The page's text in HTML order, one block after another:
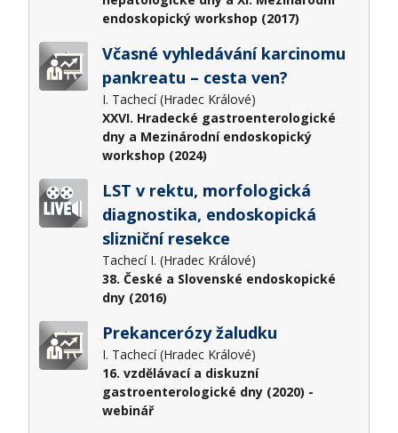
endoskopický workshop (2017)
Včasné vyhledávání karcinomu
pankreatu – cesta ven?
I. Tachecí (Hradec Králové)
XXVI. Hradecké gastroenterologické
dny a Mezinárodní endoskopický
workshop (2024)
LST v rektu, morfologická
diagnostika, endoskopická
slizniční resekce
Tachecí I. (Hradec Králové)
38. České a Slovenské endoskopické
dny (2016)
Prekancerózy žaludku
I. Tachecí (Hradec Králové)
16. vzdělávací a diskuzní
gastroenterologické dny (2020) -
webinář